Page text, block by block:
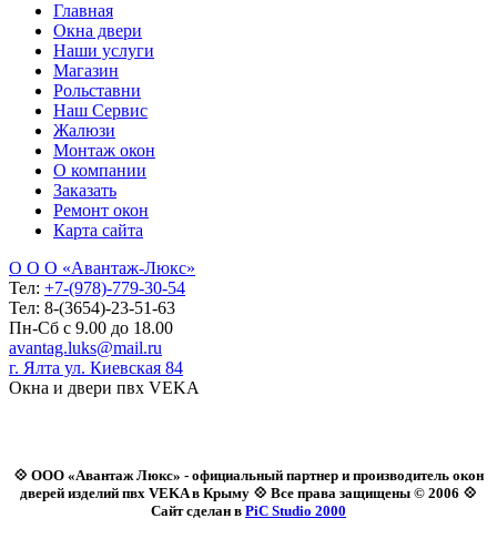
Главная
Окна двери
Наши услуги
Магазин
Рольставни
Наш Сервис
Жалюзи
Монтаж окон
О компании
Заказать
Ремонт окон
Карта сайта
О О О «Авантаж-Люкс»
Тел: +7-(978)-779-30-54
Тел: 8-(3654)-23-51-63
Пн-Сб с 9.00 до 18.00
avantag.luks@mail.ru
г. Ялта ул. Киевская 84
Окна и двери пвх VEKA
💠 ООО «Авантаж Люкс» - официальный партнер и производитель окон
дверей изделий пвх VEKA в Крыму 💠 Все права защищены © 2006 💠
Сайт сделан в PiC Studio 2000